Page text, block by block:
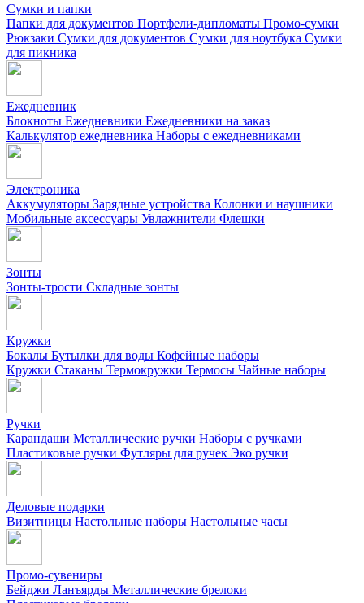
Сумки и папки
Папки для документов Портфели-дипломаты Промо-сумки
Рюкзаки Сумки для документов Сумки для ноутбука Сумки
для пикника
Ежедневник
Блокноты Ежедневники Ежедневники на заказ
Калькулятор ежедневника Наборы с ежедневниками
Электроника
Аккумуляторы Зарядные устройства Колонки и наушники
Мобильные аксессуары Увлажнители Флешки
Зонты
Зонты-трости Складные зонты
Кружки
Бокалы Бутылки для воды Кофейные наборы
Кружки Стаканы Термокружки Термосы Чайные наборы
Ручки
Карандаши Металлические ручки Наборы с ручками
Пластиковые ручки Футляры для ручек Эко ручки
Деловые подарки
Визитницы Настольные наборы Настольные часы
Промо-сувениры
Бейджи Ланъярды Металлические брелоки